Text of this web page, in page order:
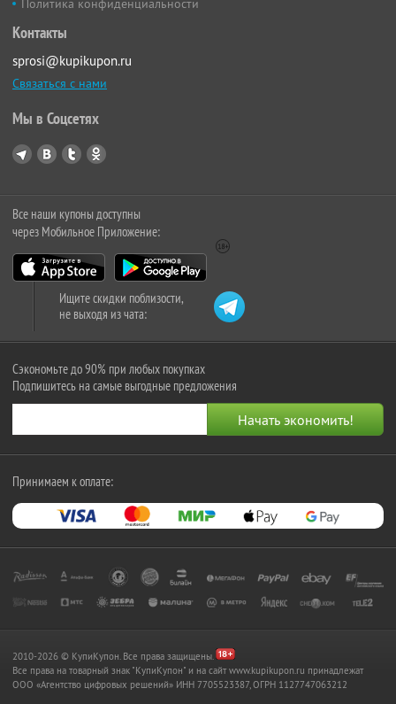
Политика конфиденциальности
Контакты
sprosi@kupikupon.ru
Связаться с нами
Мы в Соцсетях
Все наши купоны доступны
через Мобильное Приложение:
Ищите скидки поблизости,
не выходя из чата:
Сэкономьте до 90% при любых покупках
Подпишитесь на самые выгодные предложения
Принимаем к оплате:
2010-2026 © КупиКупон. Все права защищены.
Все права на товарный знак "КупиКупон" и на сайт www.kupikupon.ru принадлежат
OOO «Агентство цифровых решений» ИНН 7705523387, ОГРН 1127747063212